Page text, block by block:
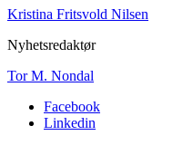
Kristina Fritsvold Nilsen
Nyhetsredaktør
Tor M. Nondal
Facebook
Linkedin